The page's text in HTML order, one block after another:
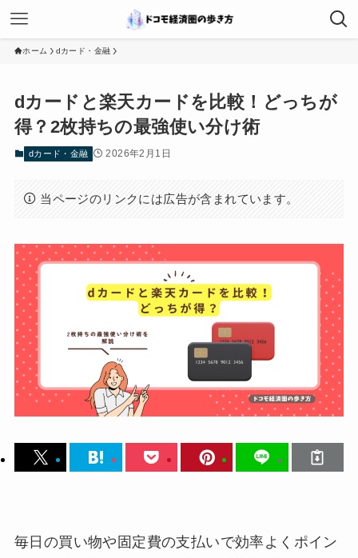
ホーム dカード・金融
dカードと楽天カードを比較！どっちが
得？2枚持ちの最強使い分け術
dカード・金融 2026年2月1日
当ページのリンクには広告が含まれています。
毎日の買い物や固定費の支払いで効率よくポイン